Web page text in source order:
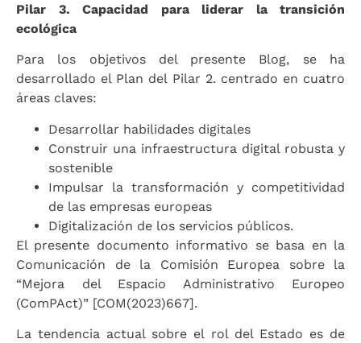
Pilar 3. Capacidad para liderar la transición
ecológica
Para los objetivos del presente Blog, se ha
desarrollado el Plan del Pilar 2. centrado en cuatro
áreas claves:
Desarrollar habilidades digitales
Construir una infraestructura digital robusta y
sostenible
Impulsar la transformación y competitividad
de las empresas europeas
Digitalización de los servicios públicos.
El presente documento informativo se basa en la
Comunicación de la Comisión Europea sobre la
“Mejora del Espacio Administrativo Europeo
(ComPAct)” [COM(2023)667].
La tendencia actual sobre el rol del Estado es de